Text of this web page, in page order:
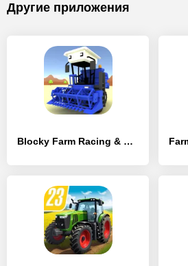
Другие приложения
Blocky Farm Racing & Simulator